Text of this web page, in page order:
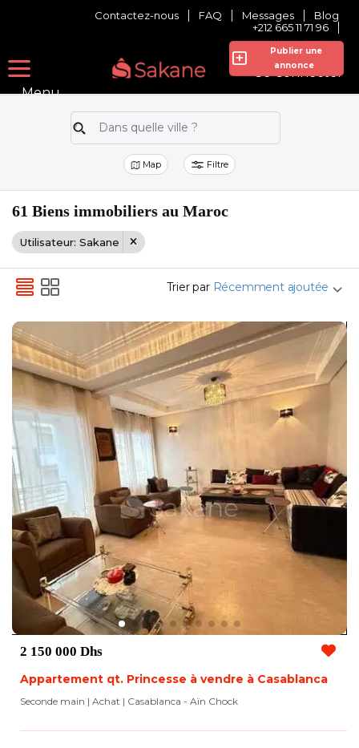
Blog
Messages
FAQ
Contactez-nous
+212 665 11 71 96
Menu
Se Connecter
Publier une
annonce
Map Filtre
61 Biens immobiliers au Maroc
Utilisateur: Sakane
Trier par Récemment ajoutée
2 150 000 Dhs
Appartement qt. Princesse à vendre à Casablanca
Seconde main | Achat | Casablanca - Aïn Chock